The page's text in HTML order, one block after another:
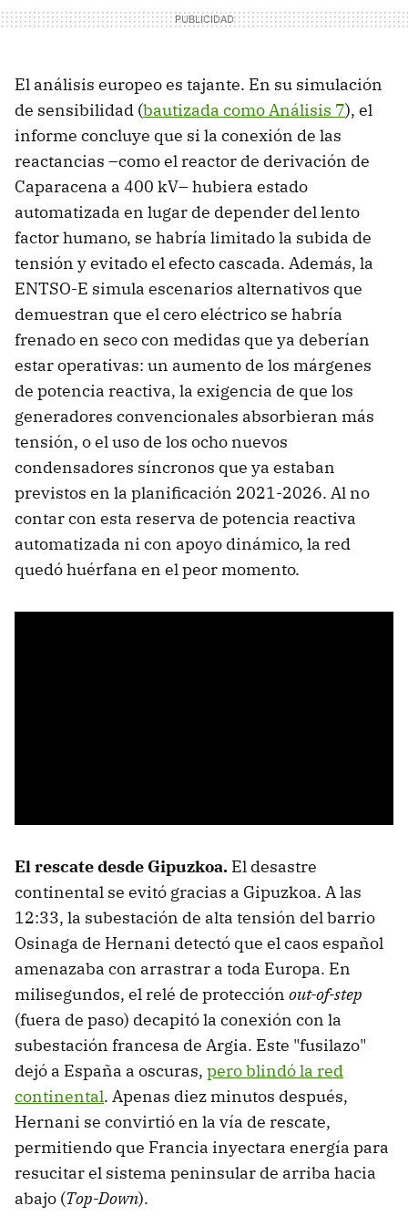
El análisis europeo es tajante. En su simulación
de sensibilidad (bautizada como Análisis 7), el
informe concluye que si la conexión de las
reactancias –como el reactor de derivación de
Caparacena a 400 kV– hubiera estado
automatizada en lugar de depender del lento
factor humano, se habría limitado la subida de
tensión y evitado el efecto cascada. Además, la
ENTSO-E simula escenarios alternativos que
demuestran que el cero eléctrico se habría
frenado en seco con medidas que ya deberían
estar operativas: un aumento de los márgenes
de potencia reactiva, la exigencia de que los
generadores convencionales absorbieran más
tensión, o el uso de los ocho nuevos
condensadores síncronos que ya estaban
previstos en la planificación 2021-2026. Al no
contar con esta reserva de potencia reactiva
automatizada ni con apoyo dinámico, la red
quedó huérfana en el peor momento.
El rescate desde Gipuzkoa. El desastre
continental se evitó gracias a Gipuzkoa. A las
12:33, la subestación de alta tensión del barrio
Osinaga de Hernani detectó que el caos español
amenazaba con arrastrar a toda Europa. En
milisegundos, el relé de protección out-of-step
(fuera de paso) decapitó la conexión con la
subestación francesa de Argia. Este "fusilazo"
dejó a España a oscuras, pero blindó la red
continental. Apenas diez minutos después,
Hernani se convirtió en la vía de rescate,
permitiendo que Francia inyectara energía para
resucitar el sistema peninsular de arriba hacia
abajo (Top-Down).